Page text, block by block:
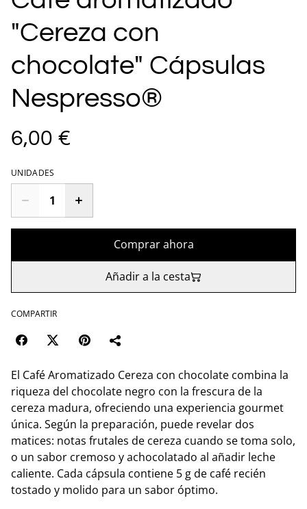
"Cereza con
chocolate" Cápsulas
Nespresso®
6,00 €
UNIDADES
Comprar ahora
Añadir a la cesta
COMPARTIR
El Café Aromatizado Cereza con chocolate combina la
riqueza del chocolate negro con la frescura de la
cereza madura, ofreciendo una experiencia gourmet
única. Según la preparación, puede revelar dos
matices: notas frutales de cereza cuando se toma solo,
o un sabor cremoso y achocolatado al añadir leche
caliente. Cada cápsula contiene 5 g de café recién
tostado y molido para un sabor óptimo.